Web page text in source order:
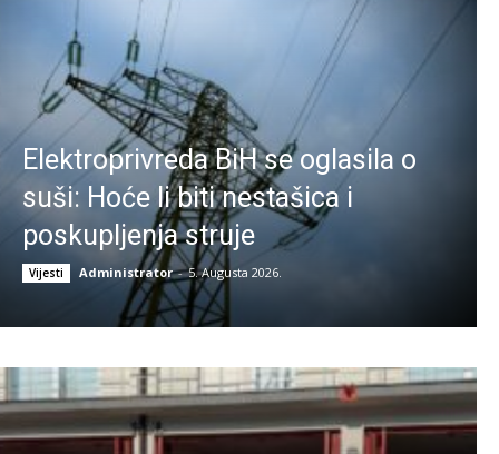
Elektroprivreda BiH se oglasila o
suši: Hoće li biti nestašica i
poskupljenja struje
Vijesti Administrator - 5. Augusta 2026.